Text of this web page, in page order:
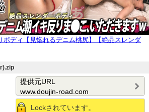
ボディ【見惚れるデニム桃尻】【絶品スレンダ
しゃぶり尽くしたら潮でテカったシズルま●こ
るたび締まるキツキツま●こ最高でしたww ：ca
se.66
提供元URL
www.doujin-road.com
Lockされています。